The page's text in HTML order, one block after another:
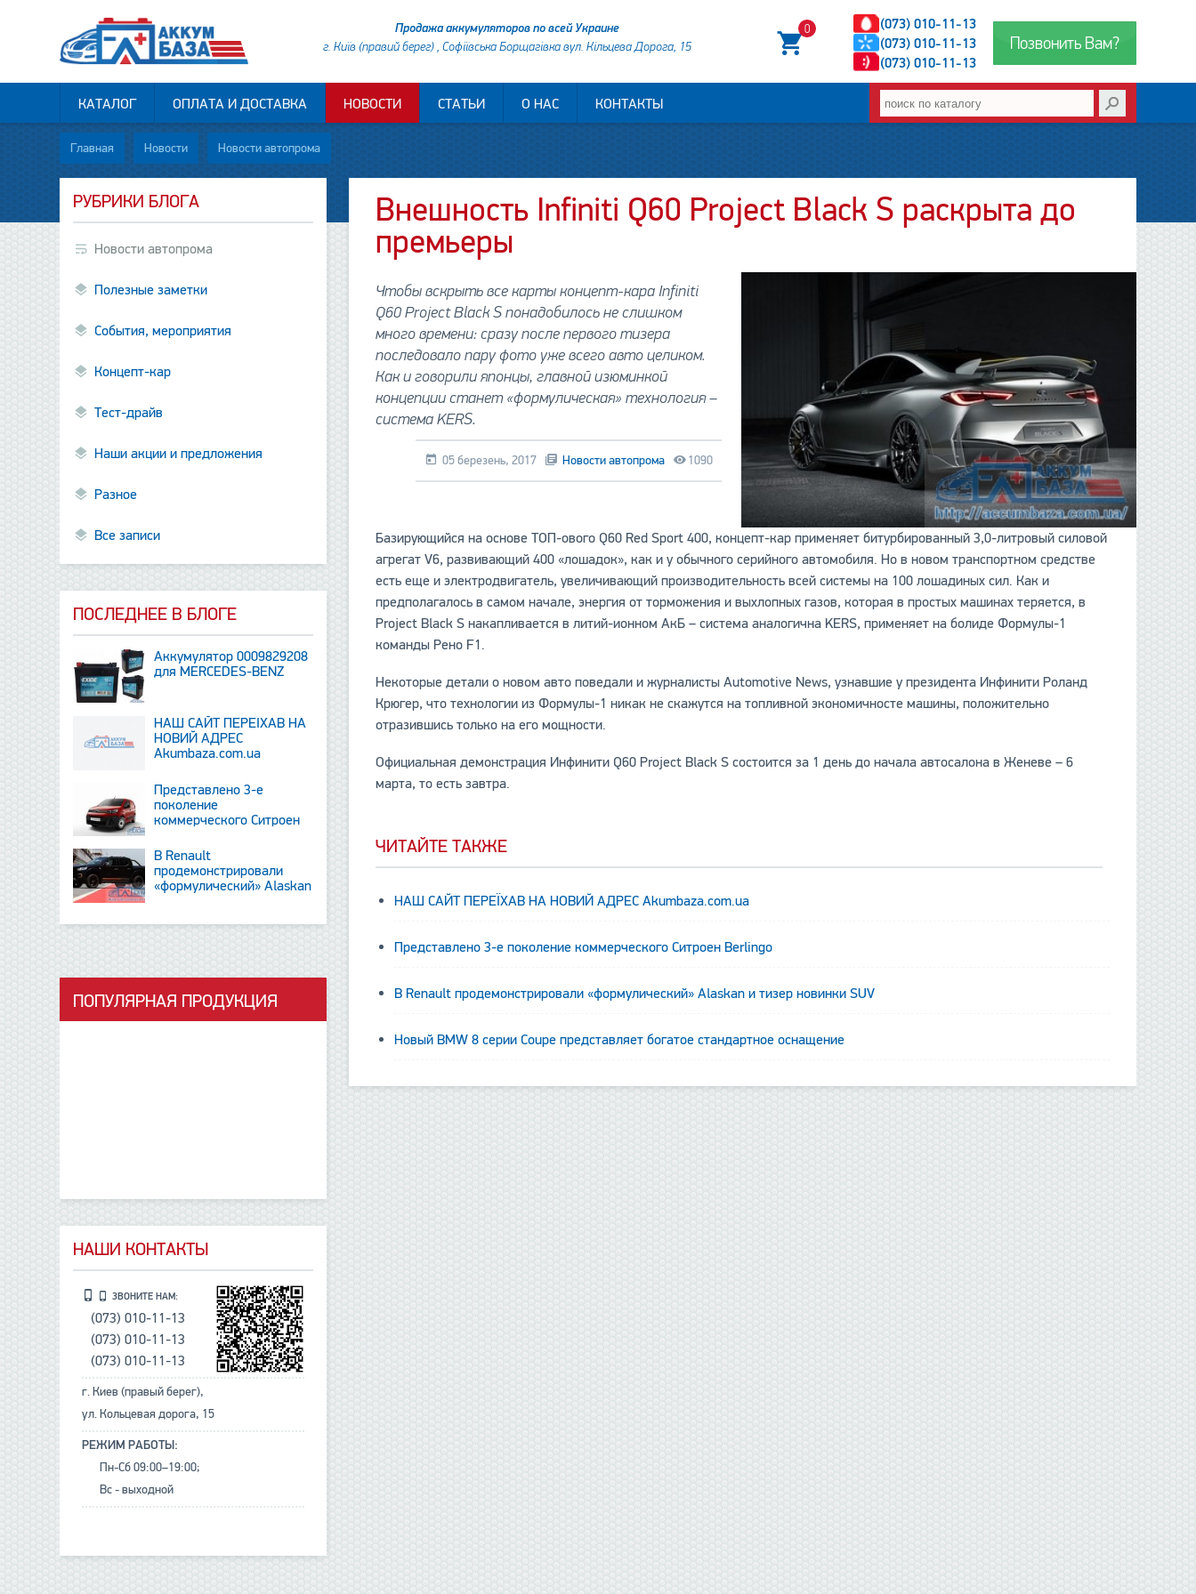
Позвонить Вам?
(073) 010-11-13
(073) 010-11-13
(073) 010-11-13
0
Продажа аккумуляторов по всей Украине
г. Київ (правий берег) , Софіївська Борщагівка вул. Кільцева Дорога, 15
КАТАЛОГ ОПЛАТА И ДОСТАВКА НОВОСТИ СТАТЬИ О НАС КОНТАКТЫ
Главная Новости Новости автопрома
Внешность Infiniti Q60 Project Black S раскрыта до
премьеры
Чтобы вскрыть все карты концепт-кара Infiniti
Q60 Project Black S понадобилось не слишком
много времени: сразу после первого тизера
последовало пару фото уже всего авто целиком.
Как и говорили японцы, главной изюминкой
концепции станет «формулическая» технология –
система KERS.
05 березень, 2017 Новости автопрома 1090
Базирующийся на основе ТОП-ового Q60 Red Sport 400, концепт-кар применяет битурбированный 3,0-литровый силовой
агрегат V6, развивающий 400 «лошадок», как и у обычного серийного автомобиля. Но в новом транспортном средстве
есть еще и электродвигатель, увеличивающий производительность всей системы на 100 лошадиных сил. Как и
предполагалось в самом начале, энергия от торможения и выхлопных газов, которая в простых машинах теряется, в
Project Black S накапливается в литий-ионном АкБ – система аналогична KERS, применяет на болиде Формулы-1
команды Рено F1.
Некоторые детали о новом авто поведали и журналисты Automotive News, узнавшие у президента Инфинити Роланд
Крюгер, что технологии из Формулы-1 никак не скажутся на топливной экономичносте машины, положительно
отразившись только на его мощности.
Официальная демонстрация Инфинити Q60 Project Black S состоится за 1 день до начала автосалона в Женеве – 6
марта, то есть завтра.
ЧИТАЙТЕ ТАКЖЕ
НАШ САЙТ ПЕРЕЇХАВ НА НОВИЙ АДРЕС Аkumbaza.com.ua
Представлено 3-е поколение коммерческого Ситроен Berlingo
В Renault продемонстрировали «формулический» Alaskan и тизер новинки SUV
Новый BMW 8 серии Coupe представляет богатое стандартное оснащение
РУБРИКИ БЛОГА
Новости автопрома
Полезные заметки
События, мероприятия
Концепт-кар
Тест-драйв
Наши акции и предложения
Разное
Все записи
ПОСЛЕДНЕЕ В БЛОГЕ
Аккумулятор 0009829208
для MERCEDES-BENZ
НАШ САЙТ ПЕРЕЇХАВ НА
НОВИЙ АДРЕС
Аkumbaza.com.ua
Представлено 3-е
поколение
коммерческого Ситроен
В Renault
продемонстрировали
«формулический» Alaskan
ПОПУЛЯРНАЯ ПРОДУКЦИЯ
данные отсутствуют данные
НАШИ КОНТАКТЫ
ЗВОНИТЕ НАМ:
(073) 010-11-13
(073) 010-11-13
(073) 010-11-13
г. Киев (правый берег),
ул. Кольцевая дорога, 15
РЕЖИМ РАБОТЫ:
Пн-Сб 09:00–19:00;
Вс - выходной